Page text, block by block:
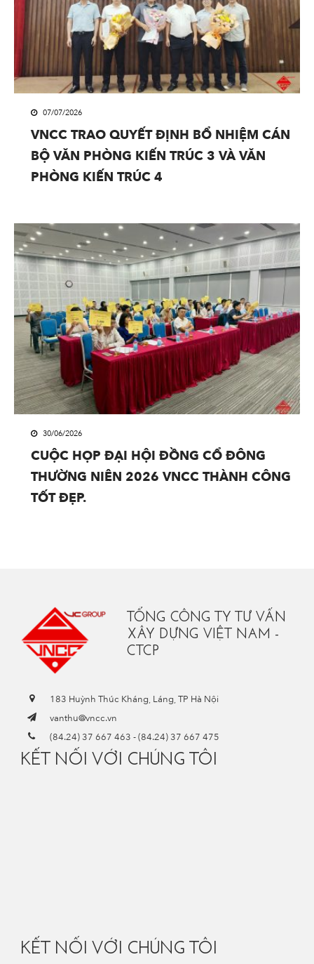
07/07/2026
VNCC TRAO QUYẾT ĐỊNH BỔ NHIỆM CÁN
BỘ VĂN PHÒNG KIẾN TRÚC 3 VÀ VĂN
PHÒNG KIẾN TRÚC 4
30/06/2026
CUỘC HỌP ĐẠI HỘI ĐỒNG CỔ ĐÔNG
THƯỜNG NIÊN 2026 VNCC THÀNH CÔNG
TỐT ĐẸP.
TỔNG CÔNG TY TƯ VẤN
XÂY DỰNG VIỆT NAM -
CTCP
183 Huỳnh Thúc Kháng, Láng, TP Hà Nội
vanthu@vncc.vn
(84.24) 37 667 463 -(84.24) 37 667 475
KẾT NỐI VỚI CHÚNG TÔI
KẾT NỐI VỚI CHÚNG TÔI